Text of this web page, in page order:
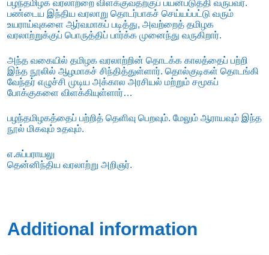
பழந்தமிழக வரலாற்றை விளக்குவதற்குப் பயன்படுத்தி வருபவர்.
பண்டைய இந்திய வரலாறு தொடர்பாகச் செய்யப்பட்டு வரும்
உயராய்வுகளை ஆர்வமாகப் படித்து, அவற்றைத் தமிழக
வரலாற்றுக்குப் பொருத்திப் பார்க்க முனைந்து வருகிறார்.
அந்த வகையில் தமிழக வரலாற்றின் தொடக்க காலத்தைப் பற்றி
இந்த நூலில் ஆழமாகச் சிந்தித்துள்ளார். தொல்குடிகள் தொடங்கி
வேந்தர் எழுச்சி முடிய அக்கால அரசியல் மற்றும் சமூகப்
போக்குகளை விளக்கியுள்ளார்…
பழந்தமிழகத்தைப் பற்றித் தெளிவு பெறவும். மேலும் ஆராயவும் இந்த
நூல் மிகவும் உதவும்.
எ.சுப்பராயலு
தென்னிந்திய வரலாற்று அறிஞர்.
Additional information